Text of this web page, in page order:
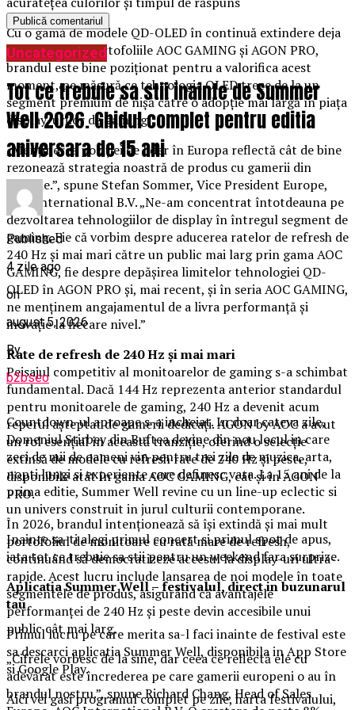
Cu o gamă de modele QD-OLED în continuă extindere deja
disponibile în portofoliile AOC GAMING și AGON PRO,
brandul este bine poziționat pentru a valorifica acest
moment, pe măsură ce tehnologia OLED trece de la un
segment premium de nișă către o adopție mai largă în piața
display-urilor de gaming.
„Menținerea poziției de lider în Europa reflectă cât de bine
rezonează strategia noastră de produs cu gamerii din
regiune.”, spune Stefan Sommer, Vice President Europe,
AOC International B.V. „Ne-am concentrat întotdeauna pe
dezvoltarea tehnologiilor de display în întregul segment de
gaming. Fie că vorbim despre aducerea ratelor de refresh de
240 Hz și mai mari către un public mai larg prin gama AOC
GAMING, fie despre depășirea limitelor tehnologiei QD-
OLED în AGON PRO și, mai recent, și în seria AOC GAMING,
ne menținem angajamentul de a livra performanță și
inovație la fiecare nivel.”
Rate de refresh de 240 Hz și mai mari
Peisajul competitiv al monitoarelor de gaming s-a schimbat
fundamental. Dacă 144 Hz reprezenta anterior standardul
pentru monitoarele de gaming, 240 Hz a devenit acum
reperul așteptat de gamerii dedicați. AGON by AOC a avut
un rol esențial în această tranziție, oferind o selecție
extinsă de modele cu refresh rate de 240 Hz și peste,
disponibile atât în gama AOC GAMING, cât și în AGON
PRO.
În 2026, brandul intenționează să își extindă și mai mult
portofoliul de monitoare cu rată mare de refresh,
continuând să democratizeze accesul la display-uri ultra-
rapide. Acest lucru include lansarea de noi modele în toate
segmentele de produs, asigurând că avantajele
performanței de 240 Hz și peste devin accesibile unui
public cât mai larg.
„Cifrele vorbesc de la sine, dar ceea ce reflectă ele cu
adevărat este încrederea pe care gamerii europeni o au în
brandul nostru.”, spune Richard Chang, Head of Sales
Uncategorized
Tot ce trebuie sa stii inainte de Summer
Well 2026. Ghidul complet pentru editia
aniversara de 15 ani
Published
4 zile ago
on
august 5, 2026
By
b2bseo
Countdown-ul aproape s-a incheiat. In doar cateva zile,
Domeniul Stirbey din Buftea devine din nou locul in care
zeci de mii de oameni vin pentru trei zile de muzica, arta,
nopti lungi si experiente care definesc vara. La 15 ani de la
prima editie, Summer Well revine cu un line-up eclectic si
un univers construit in jurul culturii contemporane.
Inainte sa-ti alegi primul concert si primul spot de apus,
iata tot ce trebuie sa stii pentru un weekend fara surprize.
Aplicatia Summer Well– festivalul, direct in buzunarul
tau
Primul lucru pe care merita sa-l faci inainte de festival este
sa descarci aplicatia Summer Well, disponibila in App Store
si Google Play.
Aici vei gasi programul complet pe zile, harta festivalului,